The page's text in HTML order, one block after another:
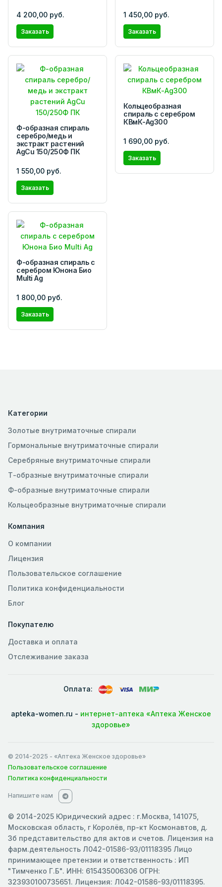
4 200,00 руб.
Заказать
1 450,00 руб.
Заказать
Ф-образная спираль
серебро/медь и
экстракт растений
AgCu 150/250Ф ПК
1 550,00 руб.
Заказать
Кольцеобразная
спираль с серебром
КВмК-Ag300
1 690,00 руб.
Заказать
Ф-образная спираль с
серебром Юнона Био
Multi Ag
1 800,00 руб.
Заказать
Категории
Золотые внутриматочные спирали
Гормональные внутриматочные спирали
Серебряные внутриматочные спирали
Т-образные внутриматочные спирали
Ф-образные внутриматочные спирали
Кольцеобразные внутриматочные спирали
Компания
О компании
Лицензия
Пользовательское соглашение
Политика конфиденциальности
Блог
Покупателю
Доставка и оплата
Отслеживание заказа
Оплата:
apteka-women.ru - интернет-аптека «Аптека Женское
здоровье»
© 2014-2025 - «Аптека Женское здоровье»
Пользовательское соглашение
Политика конфиденциальности
Напишите нам
© 2014-2025 Юридический адрес : г.Москва, 141075,
Московская область, г Королёв, пр-кт Космонавтов, д.
3б представительство для актов и счетов. Лицензия на
фарм.деятельность Л042-01586-93/01118395 Лицо
принимающее претензии и ответственность : ИП
"Тимченко Г.Б". ИНН: 615435006306 ОГРН:
323930100735651. Лицензия: Л042-01586-93/01118395.